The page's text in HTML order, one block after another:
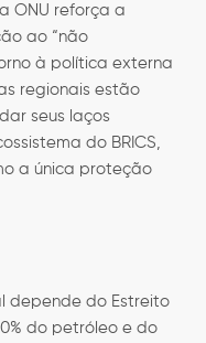
ONU reforça a
ao “não
à política externa
regionais estão
seus laços
do BRICS,
a única proteção
depende do Estreito
do petróleo e do